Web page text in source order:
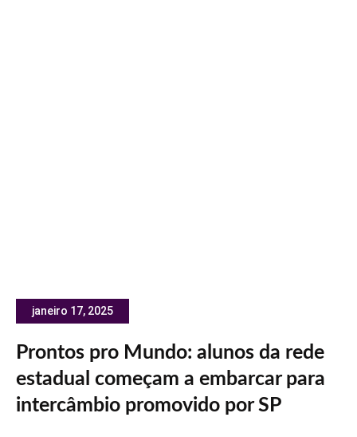
janeiro 17, 2025
Prontos pro Mundo: alunos da rede
estadual começam a embarcar para
intercâmbio promovido por SP